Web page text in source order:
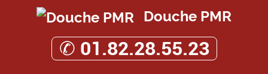
Douche PMR
✆ 01.82.28.55.23